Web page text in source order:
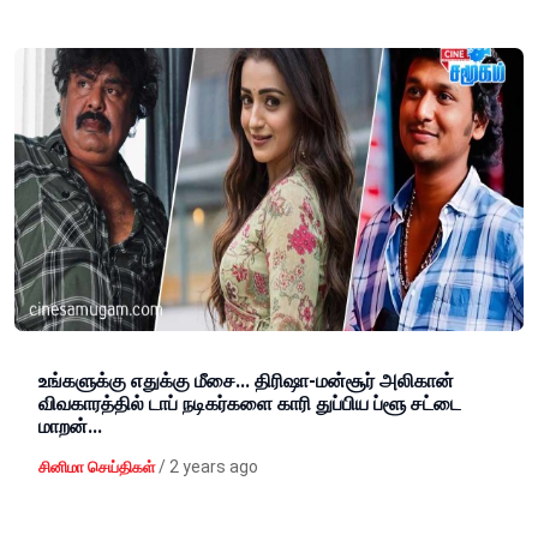
உங்களுக்கு எதுக்கு மீசை... திரிஷா-மன்சூர் அலிகான்
விவகாரத்தில் டாப் நடிகர்களை காரி துப்பிய ப்ளூ சட்டை
மாறன்...
சினிமா செய்திகள் / 2 years ago